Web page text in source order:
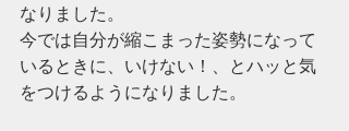
なりました。
今では自分が縮こまった姿勢になって
いるときに、いけない！、とハッと気
をつけるようになりました。